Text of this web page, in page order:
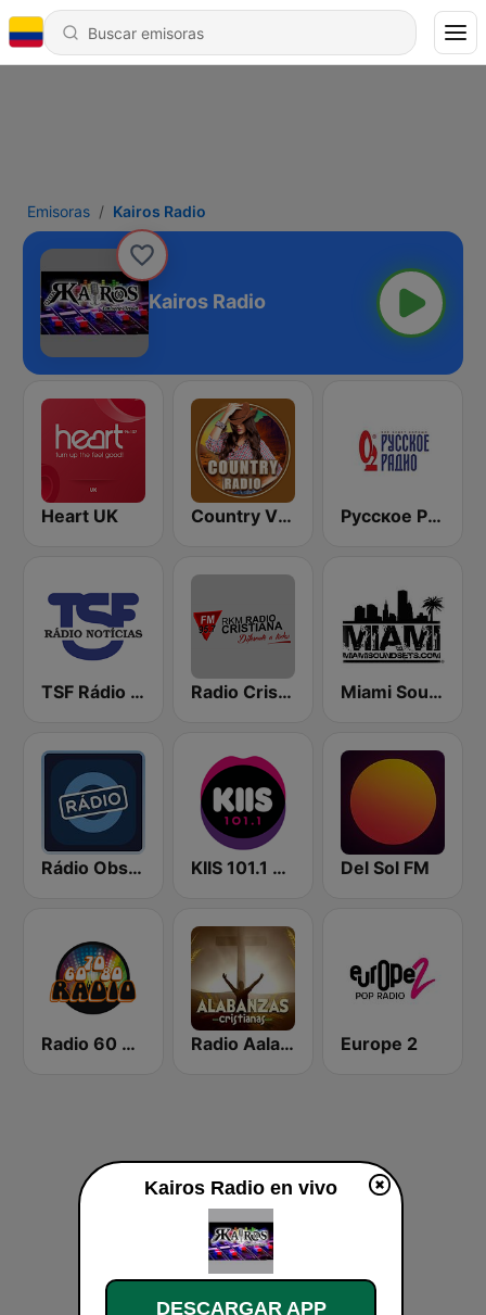
Emisoras Kairos Radio
Kairos Radio
Heart UK Country Vibes Русское Радио
TSF Rádio Notícias Radio Cristiana Miami SoundSets
Rádio Observador KIIS 101.1 Melbourne Del Sol FM
Radio 60 70 80 Radio Aalabanzas Cristianas Europe 2
Kairos Radio en vivo
DESCARGAR APP